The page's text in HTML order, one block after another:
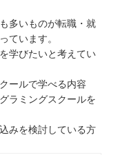
多いものが転職・就
ています。
学びたいと考えてい
ールで学べる内容
ラミングスクールを
みを検討している方